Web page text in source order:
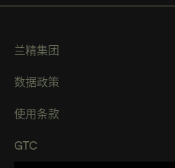
兰精集团
数据政策
使用条款
GTC